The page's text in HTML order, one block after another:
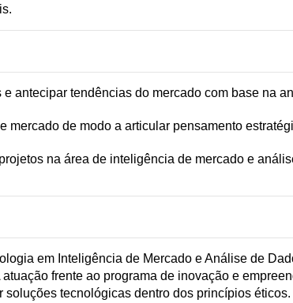
e antecipar tendências do mercado com base na
mercado de modo a articular pensamento
na área de inteligência de mercado e
em Inteligência de Mercado e Análise de
frente ao programa de inovação e
soluções tecnológicas dentro dos princípios